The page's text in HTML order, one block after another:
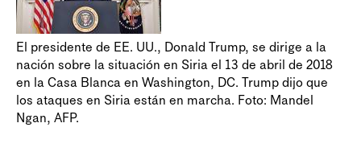
El presidente de EE. UU., Donald Trump, se dirige a la
nación sobre la situación en Siria el 13 de abril de 2018
en la Casa Blanca en Washington, DC. Trump dijo que
los ataques en Siria están en marcha. Foto: Mandel
Ngan, AFP.